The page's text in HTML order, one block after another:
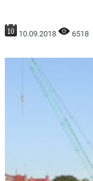
10.09.2018 6518